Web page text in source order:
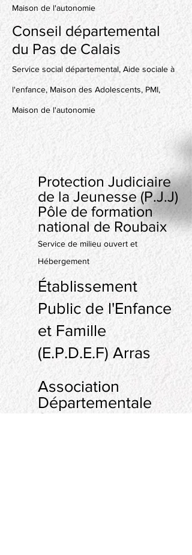
Maison de l'autonomie
Conseil départemental
du Pas de Calais
Service social départemental, Aide sociale à
l'enfance, Maison des Adolescents, PMI,
Maison de l'autonomie
Protection Judiciaire
de la Jeunesse (P.J.J)
Pôle de formation
national de Roubaix
Service de milieu ouvert et
Hébergement
Établissement
Public de l'Enfance
et Famille
(E.P.D.E.F) Arras
Association
Départementale
Sauvegarde de